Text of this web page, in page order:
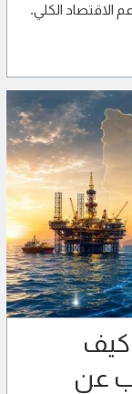
كيف
عن